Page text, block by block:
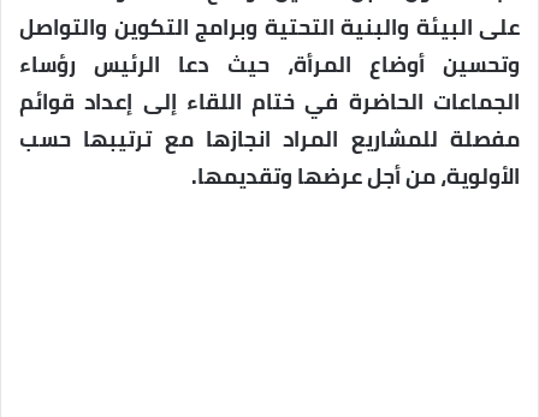
على البيئة والبنية التحتية وبرامج التكوين والتواصل
وتحسين أوضاع المرأة، حيث دعا الرئيس رؤساء
الجماعات الحاضرة في ختام اللقاء إلى إعداد قوائم
مفصلة للمشاريع المراد انجازها مع ترتيبها حسب
الأولوية، من أجل عرضها وتقديمها.